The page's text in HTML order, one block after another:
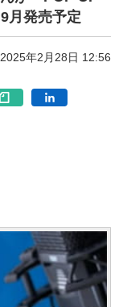
月発売予定
2025年2月28日 12:56